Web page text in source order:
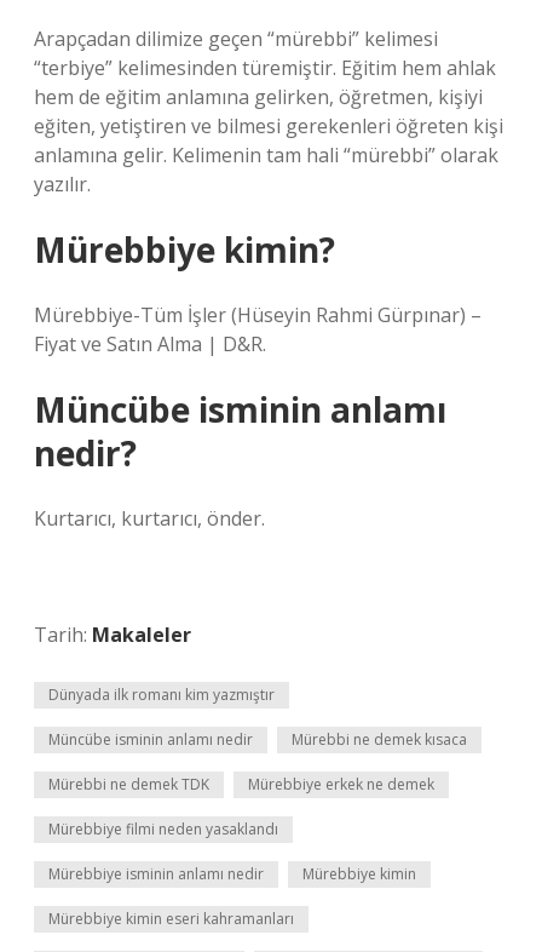
Arapçadan dilimize geçen “mürebbi” kelimesi
“terbiye” kelimesinden türemiştir. Eğitim hem ahlak
hem de eğitim anlamına gelirken, öğretmen, kişiyi
eğiten, yetiştiren ve bilmesi gerekenleri öğreten kişi
anlamına gelir. Kelimenin tam hali “mürebbi” olarak
yazılır.
Mürebbiye kimin?
Mürebbiye-Tüm İşler (Hüseyin Rahmi Gürpınar) –
Fiyat ve Satın Alma | D&R.
Müncübe isminin anlamı
nedir?
Kurtarıcı, kurtarıcı, önder.
Tarih: Makaleler
Dünyada ilk romanı kim yazmıştır
Müncübe isminin anlamı nedir Mürebbi ne demek kısaca
Mürebbi ne demek TDK Mürebbiye erkek ne demek
Mürebbiye filmi neden yasaklandı
Mürebbiye isminin anlamı nedir Mürebbiye kimin
Mürebbiye kimin eseri kahramanları